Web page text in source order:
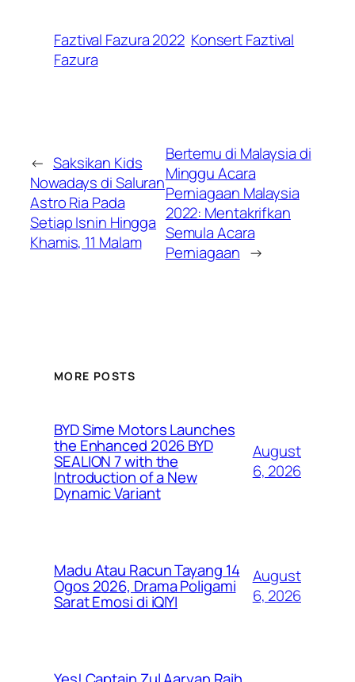
Faztival Fazura 2022 Konsert Faztival
Fazura
← Saksikan Kids
Nowadays di Saluran
Astro Ria Pada
Setiap Isnin Hingga
Khamis, 11 Malam
Bertemu di Malaysia di
Minggu Acara
Perniagaan Malaysia
2022: Mentakrifkan
Semula Acara
Perniagaan →
MORE POSTS
BYD Sime Motors Launches
the Enhanced 2026 BYD
SEALION 7 with the
Introduction of a New
Dynamic Variant
August
6, 2026
Madu Atau Racun Tayang 14
Ogos 2026, Drama Poligami
Sarat Emosi di iQIYI
August
6, 2026